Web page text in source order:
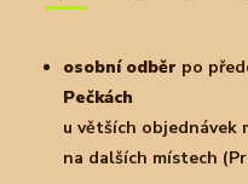
osobní odběr po
Pečkách
u větších objednávek
na dalších místech